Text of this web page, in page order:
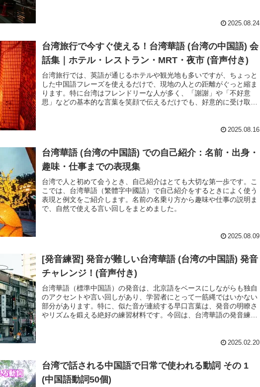
2025.08.24
台湾旅行で今すぐ使える！台湾華語 (台湾の中国語) 会
話集｜ホテル・レストラン・MRT・夜市 (音声付き)
台湾旅行では、英語が通じるホテルや観光地も多いですが、ちょっと
した中国語フレーズを使えるだけで、現地の人との距離がぐっと縮ま
ります。特に台湾はフレンドリーな人が多く、「謝謝」や「不好意
思」などの基本的な言葉を笑顔で伝えるだけでも、好意的に受け取っ
けてあるので、そのまま口に出して練習してみてください。2025.08.16
台湾華語 (台湾の中国語) での自己紹介：名前・出身・
趣味・仕事までの表現集
台湾で人と初めて会うとき、自己紹介はとても大切な第一歩です。こ
こでは、台湾華語（繁體字中國語）で自己紹介をするときによく使う
表現と例文をご紹介します。名前の名乗り方から趣味や仕事の説明ま
で、自然で使える言い回しをまとめました。
2025.08.09
[発音練習] 発音が難しい台湾華語 (台湾の中国語) 発音
チャレンジ！(音声付き)
台湾華語（標準中国語）の発音は、北京語をベースにしながらも独自
のアクセントや言い回しがあり、学習者にとって一筋縄ではいかない
部分があります。特に、似た音が連続する早口言葉は、発音の明瞭さ
やリズムを鍛える絶好の練習材料です。今回は、台湾華語の発音練習
2025.02.20
台湾で話される中国語で日常で使われる動詞 その 1
(中国語動詞50個)